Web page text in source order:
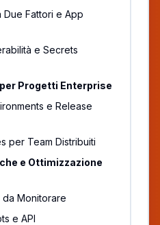
Due Fattori e App
e Secrets
Progetti Enterprise
e Release
per Team Distribuiti
e Ottimizzazione
Monitorare
e API